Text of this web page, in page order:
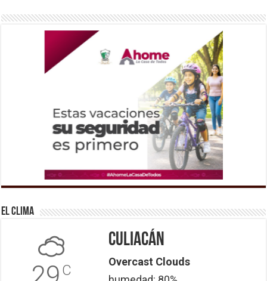
El Clima
C
Culiacán
Overcast Clouds